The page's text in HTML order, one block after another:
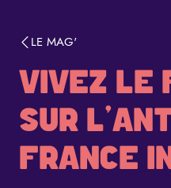
LE MAG'
VIVEZ LE
SUR
FRANCE